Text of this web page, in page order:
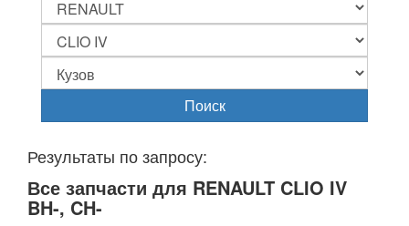
Поиск
Результаты по запросу:
Все запчасти для RENAULT CLIO IV
BH-, CH-